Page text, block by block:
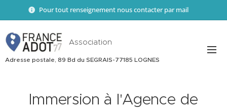
Pour tout renseignement nous contacter par mail 📧
Association
Adresse postale, 89 Bd du SEGRAIS-77185 LOGNES
Immersion à l'Agence de